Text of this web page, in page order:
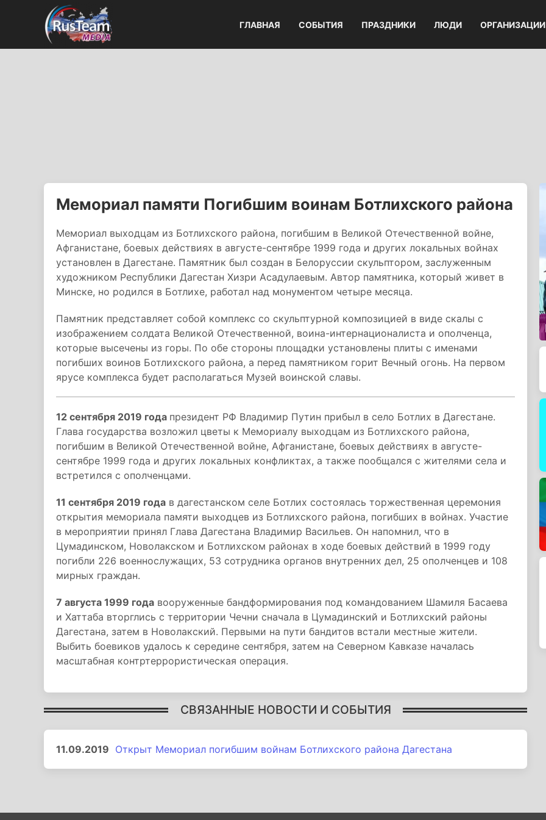
ГЛАВНАЯ СОБЫТИЯ ПРАЗДНИКИ ЛЮДИ ОРГАНИЗАЦИИ
Мемориал памяти Погибшим воинам Ботлихского района
Мемориал выходцам из Ботлихского района, погибшим в Великой Отечественной войне,
Афганистане, боевых действиях в августе-сентябре 1999 года и других локальных войнах
установлен в Дагестане. Памятник был создан в Белоруссии скульптором, заслуженным
художником Республики Дагестан Хизри Асадулаевым. Автор памятника, который живет в
Минске, но родился в Ботлихе, работал над монументом четыре месяца.
Памятник представляет собой комплекс со скульптурной композицией в виде скалы с
изображением солдата Великой Отечественной, воина-интернационалиста и ополченца,
которые высечены из горы. По обе стороны площадки установлены плиты с именами
погибших воинов Ботлихского района, а перед памятником горит Вечный огонь. На первом
ярусе комплекса будет располагаться Музей воинской славы.
12 сентября 2019 года президент РФ Владимир Путин прибыл в село Ботлих в Дагестане.
Глава государства возложил цветы к Мемориалу выходцам из Ботлихского района,
погибшим в Великой Отечественной войне, Афганистане, боевых действиях в августе-
сентябре 1999 года и других локальных конфликтах, а также пообщался с жителями села и
встретился с ополченцами.
11 сентября 2019 года в дагестанском селе Ботлих состоялась торжественная церемония
открытия мемориала памяти выходцев из Ботлихского района, погибших в войнах. Участие
в мероприятии принял Глава Дагестана Владимир Васильев. Он напомнил, что в
Цумадинском, Новолакском и Ботлихском районах в ходе боевых действий в 1999 году
погибли 226 военнослужащих, 53 сотрудника органов внутренних дел, 25 ополченцев и 108
мирных граждан.
7 августа 1999 года вооруженные бандформирования под командованием Шамиля Басаева
и Хаттаба вторглись с территории Чечни сначала в Цумадинский и Ботлихский районы
Дагестана, затем в Новолакский. Первыми на пути бандитов встали местные жители.
Выбить боевиков удалось к середине сентября, затем на Северном Кавказе началась
масштабная контртеррористическая операция.
СВЯЗАННЫЕ НОВОСТИ И СОБЫТИЯ
11.09.2019 Открыт Мемориал погибшим войнам Ботлихского района Дагестана